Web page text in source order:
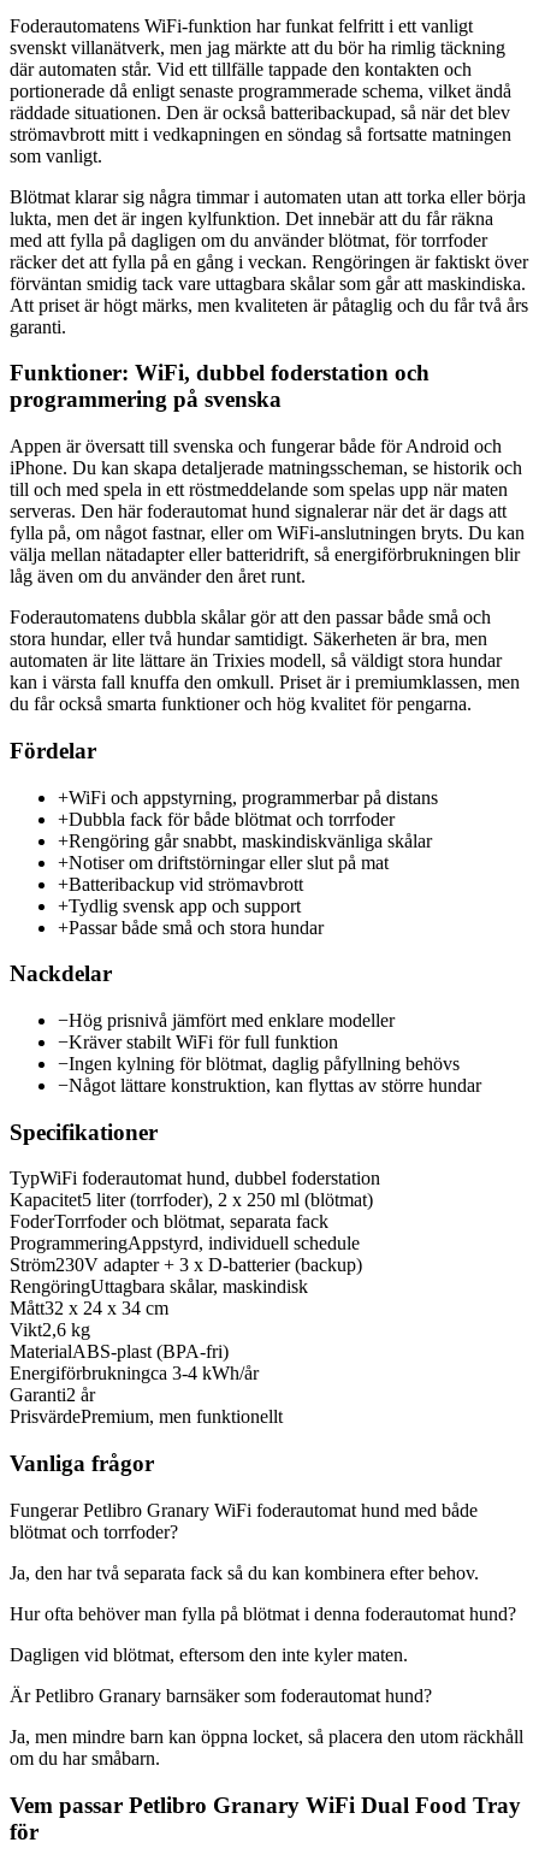
Foderautomatens WiFi-funktion har funkat felfritt i ett vanligt
svenskt villanätverk, men jag märkte att du bör ha rimlig täckning
där automaten står. Vid ett tillfälle tappade den kontakten och
portionerade då enligt senaste programmerade schema, vilket ändå
räddade situationen. Den är också batteribackupad, så när det blev
strömavbrott mitt i vedkapningen en söndag så fortsatte matningen
som vanligt.
Blötmat klarar sig några timmar i automaten utan att torka eller börja
lukta, men det är ingen kylfunktion. Det innebär att du får räkna
med att fylla på dagligen om du använder blötmat, för torrfoder
räcker det att fylla på en gång i veckan. Rengöringen är faktiskt över
förväntan smidig tack vare uttagbara skålar som går att maskindiska.
Att priset är högt märks, men kvaliteten är påtaglig och du får två års
garanti.
Funktioner: WiFi, dubbel foderstation och
programmering på svenska
Appen är översatt till svenska och fungerar både för Android och
iPhone. Du kan skapa detaljerade matningsscheman, se historik och
till och med spela in ett röstmeddelande som spelas upp när maten
serveras. Den här foderautomat hund signalerar när det är dags att
fylla på, om något fastnar, eller om WiFi-anslutningen bryts. Du kan
välja mellan nätadapter eller batteridrift, så energiförbrukningen blir
låg även om du använder den året runt.
Foderautomatens dubbla skålar gör att den passar både små och
stora hundar, eller två hundar samtidigt. Säkerheten är bra, men
automaten är lite lättare än Trixies modell, så väldigt stora hundar
kan i värsta fall knuffa den omkull. Priset är i premiumklassen, men
du får också smarta funktioner och hög kvalitet för pengarna.
Fördelar
+WiFi och appstyrning, programmerbar på distans
+Dubbla fack för både blötmat och torrfoder
+Rengöring går snabbt, maskindiskvänliga skålar
+Notiser om driftstörningar eller slut på mat
+Batteribackup vid strömavbrott
+Tydlig svensk app och support
+Passar både små och stora hundar
Nackdelar
−Hög prisnivå jämfört med enklare modeller
−Kräver stabilt WiFi för full funktion
−Ingen kylning för blötmat, daglig påfyllning behövs
−Något lättare konstruktion, kan flyttas av större hundar
Specifikationer
TypWiFi foderautomat hund, dubbel foderstation
Kapacitet5 liter (torrfoder), 2 x 250 ml (blötmat)
FoderTorrfoder och blötmat, separata fack
ProgrammeringAppstyrd, individuell schedule
Ström230V adapter + 3 x D-batterier (backup)
RengöringUttagbara skålar, maskindisk
Mått32 x 24 x 34 cm
Vikt2,6 kg
MaterialABS-plast (BPA-fri)
Energiförbrukningca 3-4 kWh/år
Garanti2 år
PrisvärdePremium, men funktionellt
Vanliga frågor
Fungerar Petlibro Granary WiFi foderautomat hund med både
blötmat och torrfoder?
Ja, den har två separata fack så du kan kombinera efter behov.
Hur ofta behöver man fylla på blötmat i denna foderautomat hund?
Dagligen vid blötmat, eftersom den inte kyler maten.
Är Petlibro Granary barnsäker som foderautomat hund?
Ja, men mindre barn kan öppna locket, så placera den utom räckhåll
om du har småbarn.
Vem passar Petlibro Granary WiFi Dual Food Tray
för